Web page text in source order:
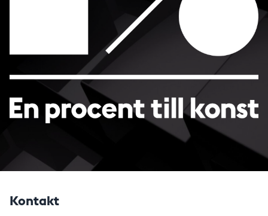
Kontakt